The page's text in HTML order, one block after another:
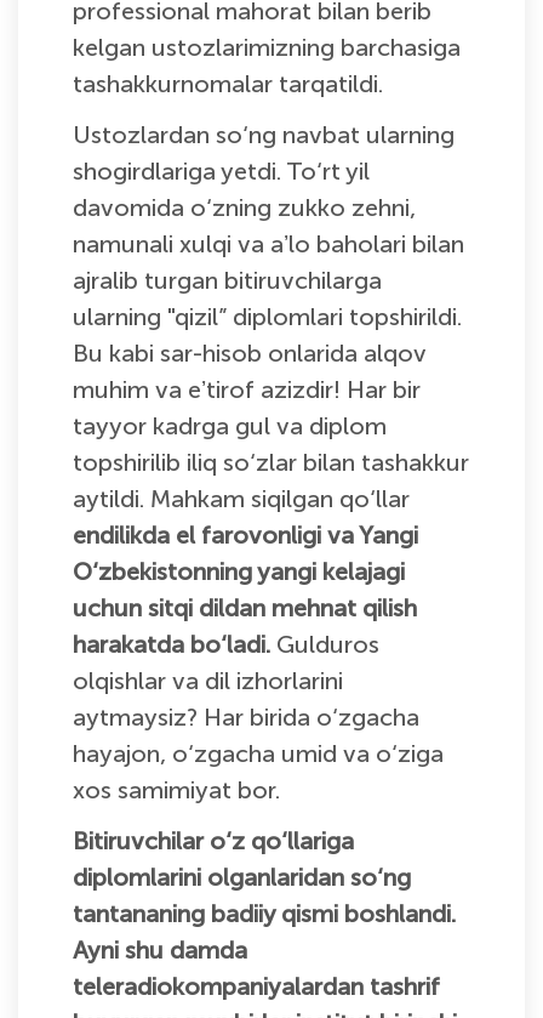
professional mahorat bilan berib
kelgan ustozlarimizning barchasiga
tashakkurnomalar tarqatildi.
Ustozlardan so‘ng navbat ularning
shogirdlariga yetdi. To‘rt yil
davomida o‘zning zukko zehni,
namunali xulqi va aʼlo baholari bilan
ajralib turgan bitiruvchilarga
ularning "qizil” diplomlari topshirildi.
Bu kabi sar-hisob onlarida alqov
muhim va eʼtirof azizdir! Har bir
tayyor kadrga gul va diplom
topshirilib iliq so‘zlar bilan tashakkur
aytildi. Mahkam siqilgan qo‘llar
endilikda el farovonligi va Yangi
O‘zbekistonning yangi kelajagi
uchun sitqi dildan mehnat qilish
harakatda bo‘ladi. Gulduros
olqishlar va dil izhorlarini
aytmaysiz? Har birida o‘zgacha
hayajon, o‘zgacha umid va o‘ziga
xos samimiyat bor.
Bitiruvchilar o‘z qo‘llariga
diplomlarini olganlaridan so‘ng
tantananing badiiy qismi boshlandi.
Ayni shu damda
teleradiokompaniyalardan tashrif